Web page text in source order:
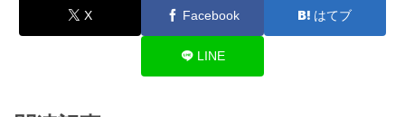
X Facebook はてブ
LINE